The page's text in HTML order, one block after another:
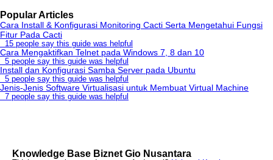
Popular Articles
Cara Install & Konfigurasi Monitoring Cacti Serta Mengetahui Fungsi
Fitur Pada Cacti
15 people say this guide was helpful
Cara Mengaktifkan Telnet pada Windows 7, 8 dan 10
5 people say this guide was helpful
Install dan Konfigurasi Samba Server pada Ubuntu
5 people say this guide was helpful
Jenis-Jenis Software Virtualisasi untuk Membuat Virtual Machine
7 people say this guide was helpful
Knowledge Base Biznet Gio Nusantara